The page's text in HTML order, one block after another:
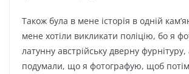
Також була в мене історія в одній
мене хотіли викликати поліцію, бо я
латунну австрійську дверну
подумали, що я фотографую, щоб потім